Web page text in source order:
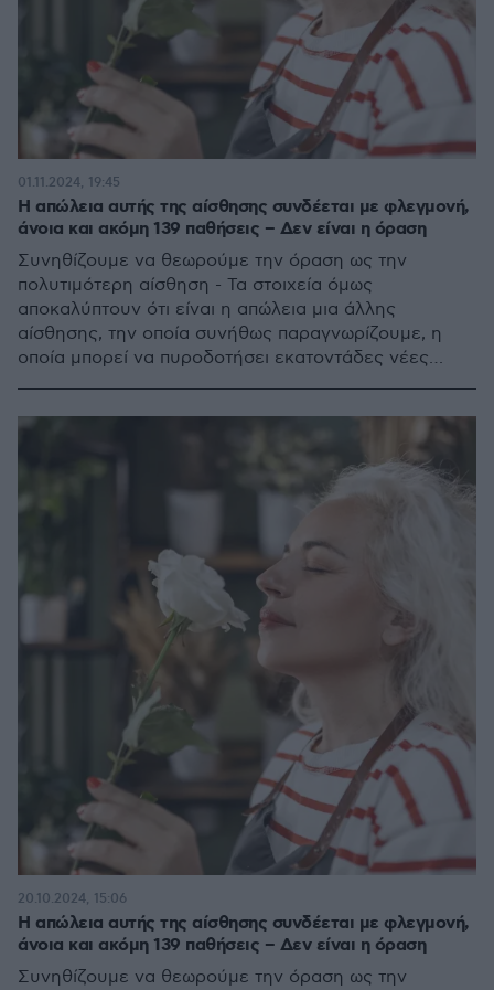
H απώλεια αυτής της αίσθησης συνδέεται με φλεγμονή,
άνοια και ακόμη 139 παθήσεις – Δεν είναι η όραση
Συνηθίζουμε να θεωρούμε την όραση ως την
πολυτιμότερη αίσθηση - Τα στοιχεία όμως
αποκαλύπτουν ότι είναι η απώλεια μια άλλης
αίσθησης, την οποία συνήθως παραγνωρίζουμε, η
οποία μπορεί να πυροδοτήσει εκατοντάδες νέες
01.11.2024, 19:45
H απώλεια αυτής της αίσθησης συνδέεται με φλεγμονή,
άνοια και ακόμη 139 παθήσεις – Δεν είναι η όραση
Συνηθίζουμε να θεωρούμε την όραση ως την
20.10.2024, 15:06